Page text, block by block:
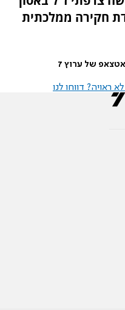
חקירה ממלכתית
של ערוץ 7
ראויה? דווחו לנו